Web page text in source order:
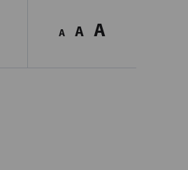
A A A